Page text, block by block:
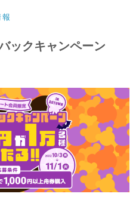
ックキャンペーン